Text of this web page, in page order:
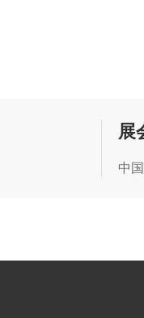
展
中